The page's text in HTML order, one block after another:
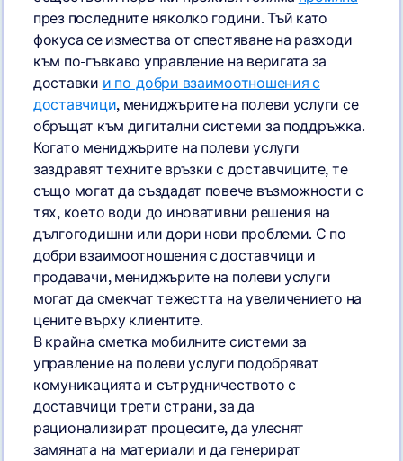
през последните няколко години. Тъй като
фокуса се измества от спестяване на разходи
към по-гъвкаво управление на веригата за
доставки и по-добри взаимоотношения с
доставчици, мениджърите на полеви услуги се
обръщат към дигитални системи за поддръжка.
Когато мениджърите на полеви услуги
заздравят техните връзки с доставчиците, те
също могат да създадат повече възможности с
тях, което води до иновативни решения на
дългогодишни или дори нови проблеми. С по-
добри взаимоотношения с доставчици и
продавачи, мениджърите на полеви услуги
могат да смекчат тежестта на увеличението на
цените върху клиентите.
В крайна сметка мобилните системи за
управление на полеви услуги подобряват
комуникацията и сътрудничеството с
доставчици трети страни, за да
рационализират процесите, да улеснят
замяната на материали и да генерират